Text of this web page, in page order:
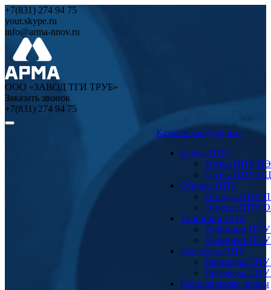
+7(831) 274 94 75
your.skype.ru
info@arma-nnov.ru
ООО «ЗАВОД ТГИ ТРУБ»
Заказать звонок
+7(831) 274 94 75
Каталог продукции
Трубы ППУ
Трубы ППУ ПЭ
Трубы ППУ ОЦ
Отводы ППУ
Отводы ППУ
Отводы ППУ
Тройники ППУ
Тройники
Тройники
Переходы ППУ
Переходы
Переходы
Неподвижные опоры